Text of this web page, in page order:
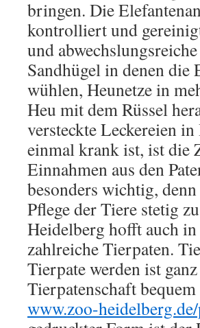
bringen. Die
kontrolliert und
und
Sandhügel in denen die
wühlen, Heunetze in
Heu mit dem Rüssel
versteckte Leckereien
einmal krank ist, ist die
Einnahmen aus den
besonders wichtig,
Pflege der Tiere stetig
Heidelberg hofft auch
zahlreiche Tierpaten.
Tierpate werden ist
Tierpatenschaft
www.zoo-